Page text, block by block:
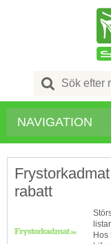
Search
for:
NAVIGATION
rabatt
Hos